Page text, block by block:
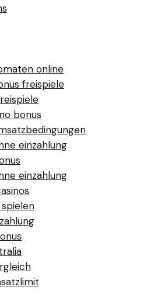
online
freispiele
bonus
einzahlung
einzahlung